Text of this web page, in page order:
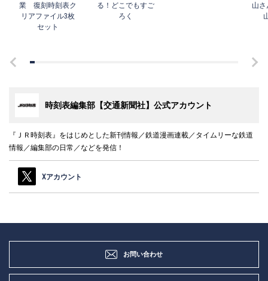
業 復刻時刻表ク
リアファイル3枚
セット
る！どこでもすご
ろく
山さ
時刻表編集部【交通新聞社】公式アカウント
『ＪＲ時刻表』をはじめとした新刊情報／鉄道漫画連載／タイムリーな鉄道
情報／編集部の日常／などを発信！
Xアカウント
お問い合わせ